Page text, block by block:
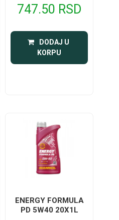
747.50 RSD
DODAJ U
KORPU
ENERGY FORMULA
PD 5W40 20X1L